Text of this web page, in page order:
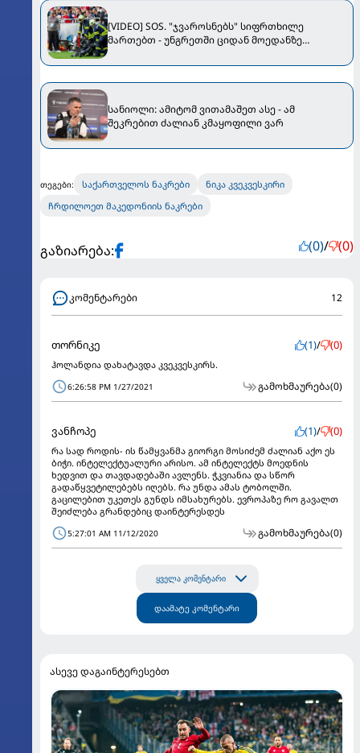
[VIDEO] SOS. "ჯვაროსნებს" სიფრთხილე
მართებთ - უნგრეთში ციდან მოედანზე
სანიოლი: ამიტომ ვითამაშეთ ასე - ამ
შეკრებით ძალიან კმაყოფილი ვარ
თეგები: საქართველოს ნაკრები
ნიკა კვეკვესკირი
ჩრდილოეთ მაკედონიის ნაკრები
გაზიარება: (0)/ (0)
კომენტარები 12
თორნიკე (1)/ (0)
ჰოლანდია დახატავდა კვეკვესკირს.
6:26:58 PM 1/27/2021 გამოხმაურება(0)
ვანჩოპე (1)/ (0)
რა სად როდის- ის წამყვანმა გიორგი მოსიძემ ძალიან აქო ეს
ბიჭი. ინტელექტუალური არისო. ამ ინტელექტს მოედნის
ხედვით და თავდადებაში ავლენს. ჭკვიანია და სწორ
გადაწყვეტილებებს იღებს. რა უნდა ამას ტობოლში.
გაცილებით უკეთეს გუნდს იმსახურებს. ევროპაზე რო გავალთ
შეიძლება გრანდებიც დაინტერესდეს
5:27:01 AM 11/12/2020 გამოხმაურება(0)
ყველა კომენტარი
დაამატე კომენტარი
ასევე დაგაინტერესებთ